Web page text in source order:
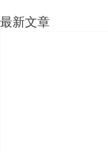
最新文章